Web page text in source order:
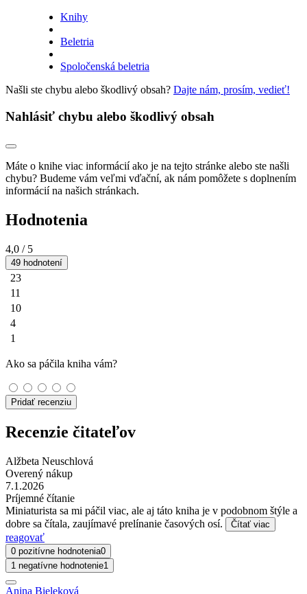
Knihy
Beletria
Spoločenská beletria
Našli ste chybu alebo škodlivý obsah? Dajte nám, prosím, vedieť!
Nahlásiť chybu alebo škodlivý obsah
Máte o knihe viac informácií ako je na tejto stránke alebo ste našli
chybu? Budeme vám veľmi vďační, ak nám pomôžete s doplnením
informácií na našich stránkach.
Hodnotenia
4,0 / 5
49 hodnotení
23
11
10
4
1
Ako sa páčila kniha vám?
Pridať recenziu
Recenzie čitateľov
Alžbeta Neuschlová
Overený nákup
7.1.2026
Príjemné čítanie
Miniaturista sa mi páčil viac, ale aj táto kniha je v podobnom štýle a
dobre sa čítala, zaujímavé prelínanie časových osí.
Čítať viac
reagovať
0 pozitívne hodnotenia0
1 negatívne hodnotenie1
Anina Bieleková